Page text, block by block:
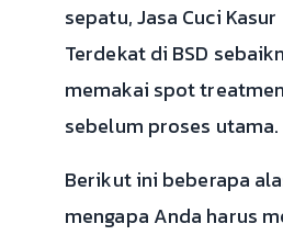
sepatu, Jasa Cuci Kasur
Terdekat di BSD
memakai spot
sebelum proses utama.
Berikut ini beberapa
mengapa Anda harus